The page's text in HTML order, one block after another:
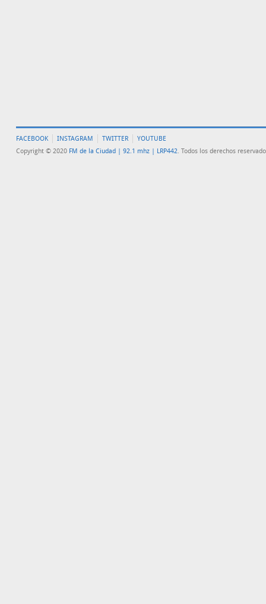
FACEBOOK INSTAGRAM TWITTER
YOUTUBE
Copyright © 2020 FM de la Ciudad | 92.1 mhz | LRP442. Todos los derechos